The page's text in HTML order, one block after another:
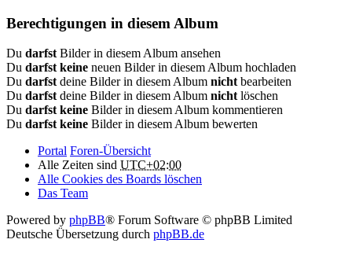
Berechtigungen in diesem Album
Du darfst Bilder in diesem Album ansehen
Du darfst keine neuen Bilder in diesem Album hochladen
Du darfst deine Bilder in diesem Album nicht bearbeiten
Du darfst deine Bilder in diesem Album nicht löschen
Du darfst keine Bilder in diesem Album kommentieren
Du darfst keine Bilder in diesem Album bewerten
Portal Foren-Übersicht
Alle Zeiten sind UTC+02:00
Alle Cookies des Boards löschen
Das Team
Powered by phpBB® Forum Software © phpBB Limited
Deutsche Übersetzung durch phpBB.de